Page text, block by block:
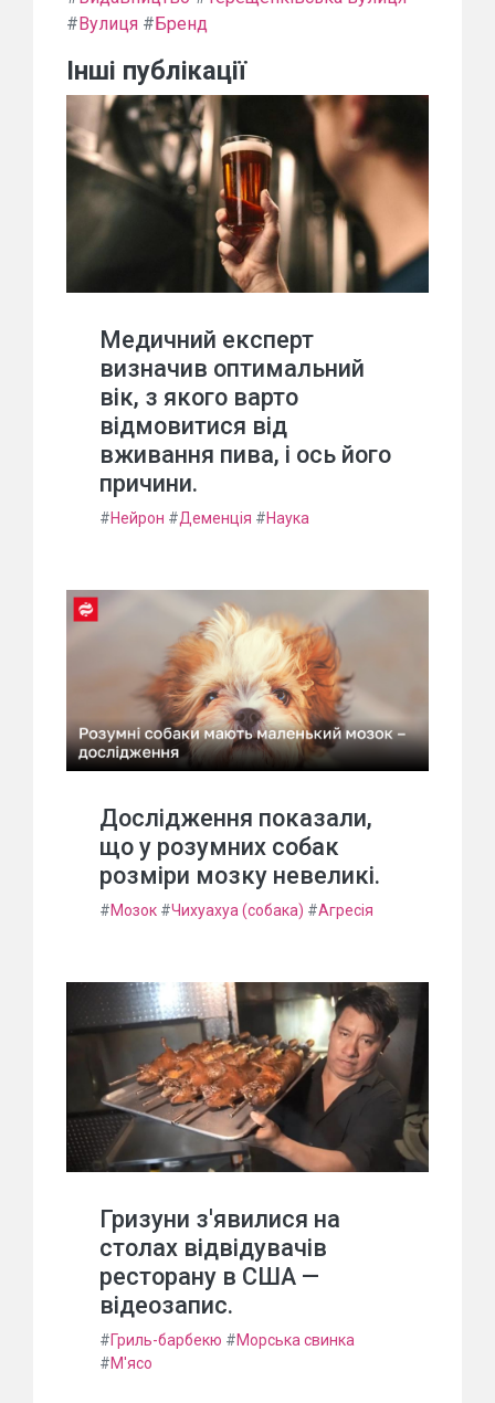
# Вулиця # Бренд
Інші публікації
Медичний експерт
визначив оптимальний
вік, з якого варто
відмовитися від
вживання пива, і ось його
причини.
#Нейрон #Деменція #Наука
Дослідження показали,
що у розумних собак
розміри мозку невеликі.
#Мозок #Чихуахуа (собака) #Агресія
Гризуни з'явилися на
столах відвідувачів
ресторану в США —
відеозапис.
#Гриль-барбекю #Морська свинка
#М'ясо